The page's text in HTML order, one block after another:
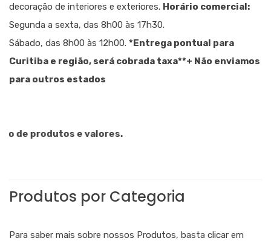
decoração de interiores e exteriores. Horário comercial:
Segunda a sexta, das 8h00 às 17h30.
Sábado, das 8h00 às 12h00. *Entrega pontual para
Curitiba e região, será cobrada taxa**+ Não enviamos
para outros estados
produtos e valores.
Produtos por Categoria
Para saber mais sobre nossos Produtos, basta clicar em